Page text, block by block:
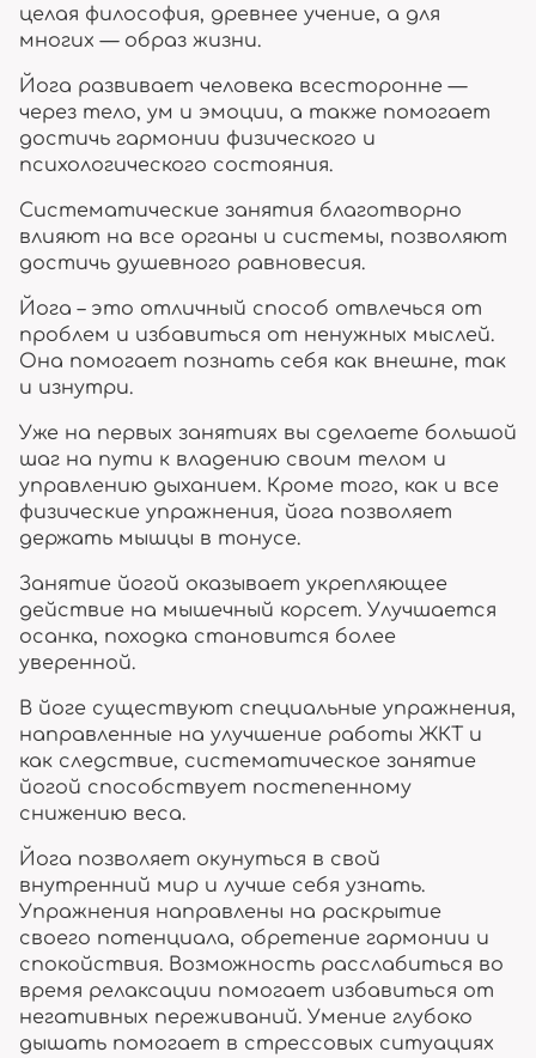
целая философия, древнее учение, а для
многих — образ жизни.
Йога развивает человека всесторонне —
через тело, ум и эмоции, а также помогает
достичь гармонии физического и
психологического состояния.
Систематические занятия благотворно
влияют на все органы и системы, позволяют
достичь душевного равновесия.
Йога – это отличный способ отвлечься от
проблем и избавиться от ненужных мыслей.
Она помогает познать себя как внешне, так
и изнутри.
Уже на первых занятиях вы сделаете большой
шаг на пути к владению своим телом и
управлению дыханием. Кроме того, как и все
физические упражнения, йога позволяет
держать мышцы в тонусе.
Занятие йогой оказывает укрепляющее
действие на мышечный корсет. Улучшается
осанка, походка становится более
уверенной.
В йоге существуют специальные упражнения,
направленные на улучшение работы ЖКТ и
как следствие, систематическое занятие
йогой способствует постепенному
снижению веса.
Йога позволяет окунуться в свой
внутренний мир и лучше себя узнать.
Упражнения направлены на раскрытие
своего потенциала, обретение гармонии и
спокойствия. Возможность расслабиться во
время релаксации помогает избавиться от
негативных переживаний. Умение глубоко
дышать помогает в стрессовых ситуациях